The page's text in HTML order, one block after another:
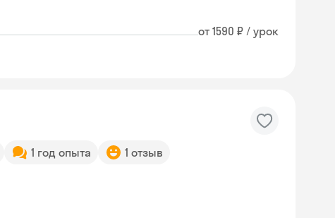
от 1590 ₽ / урок
1 год опыта 1 отзыв